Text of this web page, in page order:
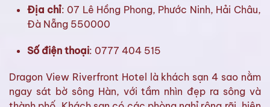
Địa chỉ: 07 Lê Hồng Phong, Phước Ninh, Hải Châu,
Đà Nẵng 550000
Số điện thoại: 0777 404 515
Dragon View Riverfront Hotel là khách sạn 4 sao nằm
ngay sát bờ sông Hàn, với tầm nhìn đẹp ra sông và